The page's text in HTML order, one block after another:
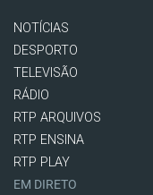
NOTÍCIAS
DESPORTO
TELEVISÃO
RÁDIO
RTP ARQUIVOS
RTP ENSINA
RTP PLAY
EM DIRETO